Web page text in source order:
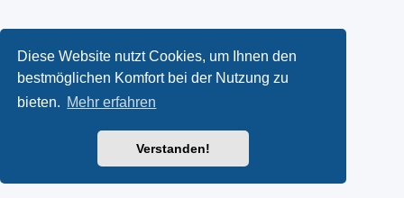
Diese Website nutzt Cookies, um Ihnen den
bestmöglichen Komfort bei der Nutzung zu
bieten. Mehr erfahren
Verstanden!